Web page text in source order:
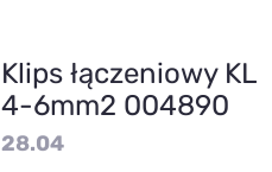
Klips łączeniowy KL
4-6mm2 004890
28.04